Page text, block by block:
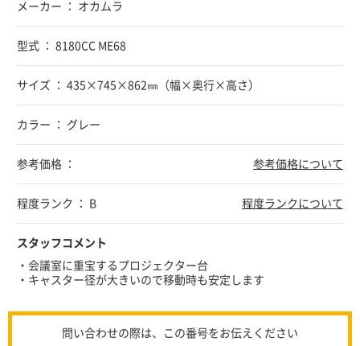
メーカー ： オカムラ
型式 ： 8180CC ME68
サイズ ： 435×745×862㎜（幅×奥行×高さ）
カラー ： グレー
参考価格 ： 参考価格について
程度ランク ： B 程度ランクについて
スタッフコメント
・会議室に重宝するプロジェクター台
・キャスター径が大きいので移動時も安定します
問い合わせの際は、この番号をお伝えください